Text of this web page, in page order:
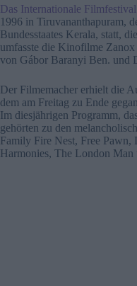
Das Internationale
1996 in Tiruvananthapuram,
Bundesstaates Kerala, statt,
umfasste die Kinofilme
von Gábor Baranyi Ben. und
Der Filmemacher erhielt die
dem am Freitag zu Ende
Im diesjährigen Programm,
gehörten zu den
Family Fire Nest, Free Pawn,
Harmonies, The London